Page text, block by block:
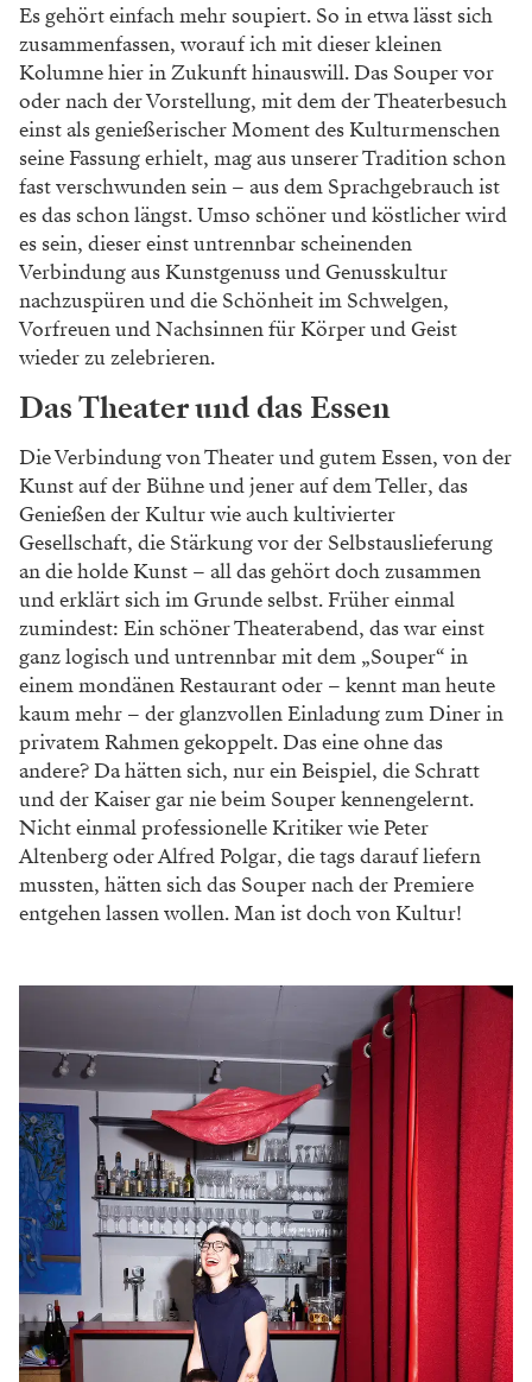
Es gehört einfach mehr soupiert. So in etwa lässt sich
zusammenfassen, worauf ich mit dieser kleinen
Kolumne hier in Zukunft hinauswill. Das Souper vor
oder nach der Vorstellung, mit dem der Theaterbesuch
einst als genießerischer Moment des Kulturmenschen
seine Fassung erhielt, mag aus unserer Tradition schon
fast verschwunden sein – aus dem Sprachgebrauch ist
es das schon längst. Umso schöner und köstlicher wird
es sein, dieser einst untrennbar scheinenden
Verbindung aus Kunstgenuss und Genusskultur
nachzuspüren und die Schönheit im Schwelgen,
Vorfreuen und Nachsinnen für Körper und Geist
wieder zu zelebrieren.
Das Theater und das Essen
WERBUNG
Die Verbindung von Theater und gutem Essen, von der
Kunst auf der Bühne und jener auf dem Teller, das
Genießen der Kultur wie auch kultivierter
Gesellschaft, die Stärkung vor der Selbstauslieferung
an die holde Kunst – all das gehört doch zusammen
und erklärt sich im Grunde selbst. Früher einmal
zumindest: Ein schöner Theaterabend, das war einst
ganz logisch und untrennbar mit dem „Souper“ in